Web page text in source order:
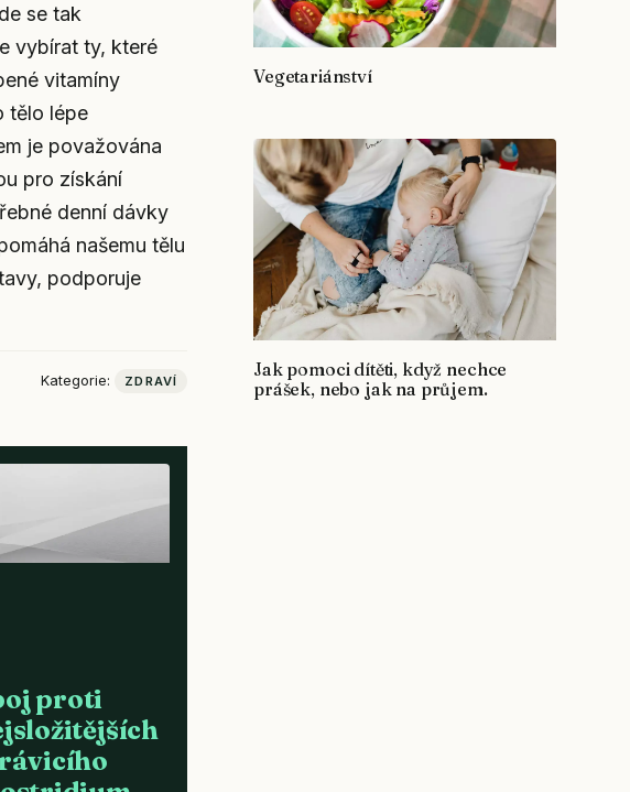
se tak
vybírat ty, které
vitamíny
tělo lépe
je považována
pro získání
denní dávky
našemu tělu
podporuje
Kategorie: ZDRAVÍ
proti
Vegetariánství
Jak pomoci dítěti, když nechce
prášek, nebo jak na průjem.